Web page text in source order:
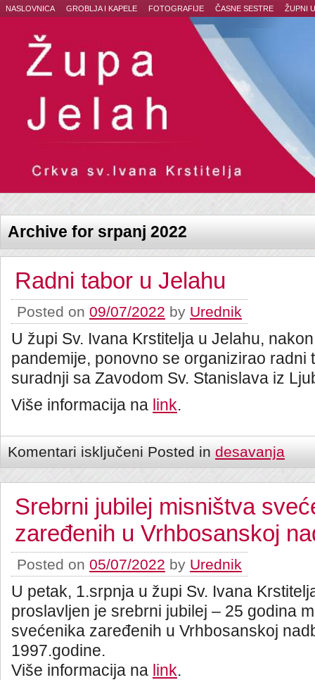
NASLOVNICA GROBLJA I KAPELE FOTOGRAFIJE ČASNE SESTRE ŽUPNI
Archive for srpanj 2022
Radni tabor u Jelahu
Posted on 09/07/2022 by Urednik
U župi Sv. Ivana Krstitelja u Jelahu,
pandemije, ponovno se organizirao radni
suradnji sa Zavodom Sv. Stanislava iz
Više informacija na link.
Komentari isključeni Posted in desavanja
Srebrni jubilej misništva
zaređenih u Vrhbosanskoj
Posted on 05/07/2022 by Urednik
U petak, 1.srpnja u župi Sv. Ivana
proslavljen je srebrni jubilej – 25 godina
svećenika zaređenih u Vrhbosanskoj
1997.godine.
Više informacija na link.